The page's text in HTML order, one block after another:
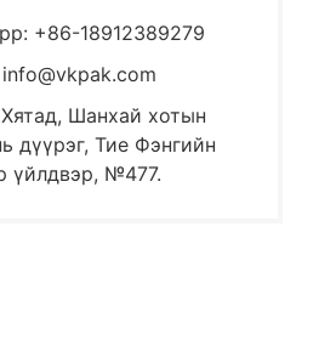
+86-18912389279
info@vkpak.com
Шанхай хотын
дүүрэг, Тие Фэнгийн
үйлдвэр, №477.